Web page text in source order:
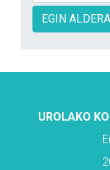
EGIN
UROLAKO